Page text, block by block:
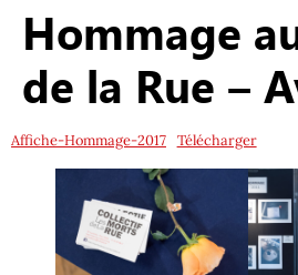
Hommage
de la Rue –
Affiche-Hommage-2017 Télécharger